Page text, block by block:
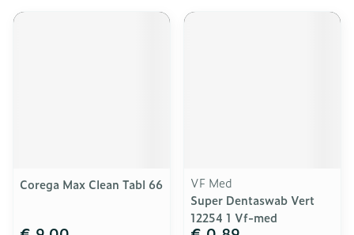
Corega Max Clean Tabl 66
VF Med
Super Dentaswab Vert
12254 1 Vf-med